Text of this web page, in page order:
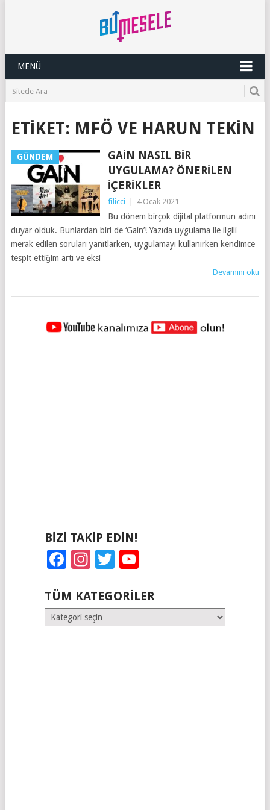
MENÜ
ETIKET: MFÖ VE HARUN TEKIN
GÜNDEM
GAIN NASIL BIR
UYGULAMA? ÖNERILEN
İÇERIKLER
filicci 4 Ocak 2021
Bu dönem birçok dijital platformun adını
duyar olduk. Bunlardan biri de ‘Gain’! Yazıda uygulama ile ilgili
merak edilen soruları yanıtlarken, uygulamayı kullanırken kendimce
tespit ettiğim artı ve eksi
Devamını oku
YAZILAR
BIZI TAKIP EDIN!
Facebook
Instagram
Twitter
TÜM KATEGORILER
Tüm
Kategoriler